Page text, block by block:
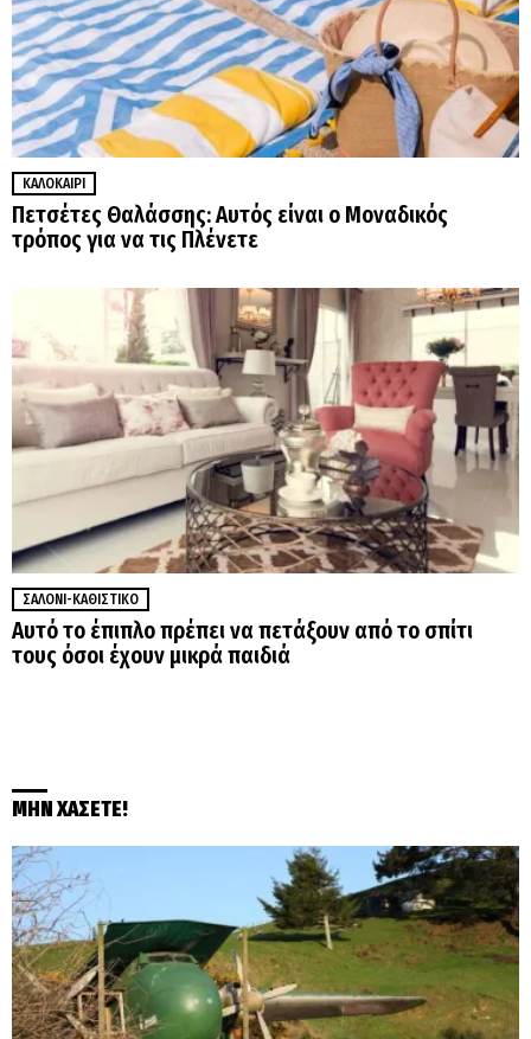
ΚΑΛΟΚΑΊΡΙ
Πετσέτες Θαλάσσης: Αυτός είναι ο Μοναδικός
τρόπος για να τις Πλένετε
ΣΑΛΌΝΙ-ΚΑΘΙΣΤΙΚΌ
Αυτό το έπιπλο πρέπει να πετάξουν από το σπίτι
τους όσοι έχουν μικρά παιδιά
ΜΗΝ ΧΑΣΕΤΕ!